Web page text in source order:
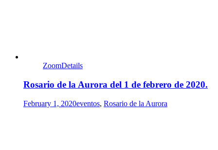
ZoomDetails
Rosario de la Aurora del 1 de febrero de 2020.
February 1, 2020eventos, Rosario de la Aurora